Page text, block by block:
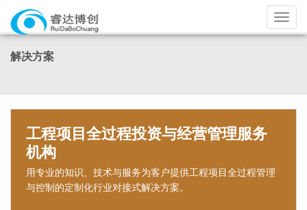
导
航
解决方案
工程项目全过程投资与经营管理服务
机构
用专业的知识、技术与服务为客户提供工程项目全过程管理
与控制的定制化行业对接式解决方案。